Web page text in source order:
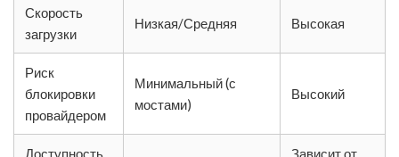
Скорость
загрузки
Низкая/Средняя Высокая
Риск
блокировки
провайдером
Минимальный (с
мостами)
Высокий
Доступность
Зависит от